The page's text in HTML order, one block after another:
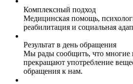
Комплексный подход
Медицинская помощь,
реабилитация и социальная
Результат в день обращения
Мы рады сообщить, что многие
прекращают употребление
обращения к нам.